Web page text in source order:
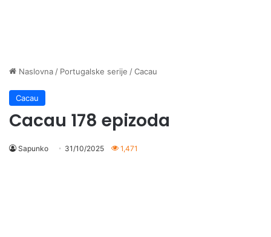
Naslovna / Portugalske serije /Cacau
Cacau
Cacau 178 epizoda
Sapunko 31/10/2025 1,471